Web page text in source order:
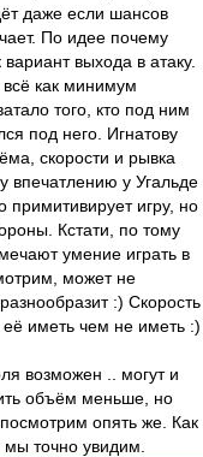
даже если шансов
По идее почему
выхода в атаку.
всё как минимум
того, кто под ним
под него. Игнатову
скорости и рывка
впечатлению у Угальде
примитивирует игру, но
Кстати, по тому
умение играть в
может не
:) Скорость
иметь чем не иметь :)
возможен .. могут и
объём меньше, но
опять же. Как
точно увидим.